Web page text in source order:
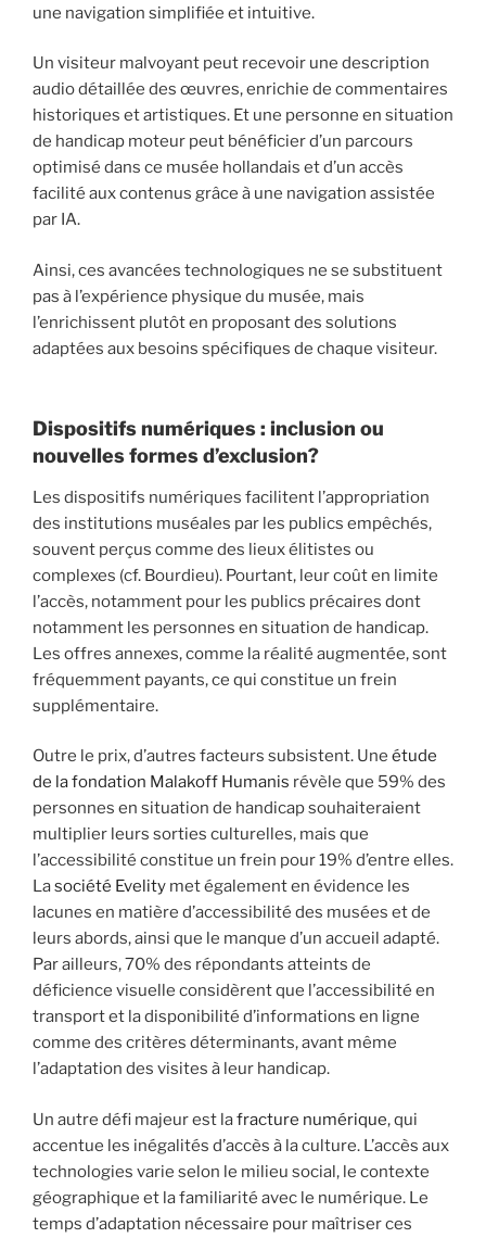
une navigation simplifiée et intuitive.
Un visiteur malvoyant peut recevoir une description
audio détaillée des œuvres, enrichie de commentaires
historiques et artistiques. Et une personne en situation
de handicap moteur peut bénéficier d’un parcours
optimisé dans ce musée hollandais et d’un accès
facilité aux contenus grâce à une navigation assistée
par IA.
Ainsi, ces avancées technologiques ne se substituent
pas à l’expérience physique du musée, mais
l’enrichissent plutôt en proposant des solutions
adaptées aux besoins spécifiques de chaque visiteur.
Dispositifs numériques : inclusion ou
nouvelles formes d’exclusion?
Les dispositifs numériques facilitent l’appropriation
des institutions muséales par les publics empêchés,
souvent perçus comme des lieux élitistes ou
complexes (cf. Bourdieu). Pourtant, leur coût en limite
l’accès, notamment pour les publics précaires dont
notamment les personnes en situation de handicap.
Les offres annexes, comme la réalité augmentée, sont
fréquemment payants, ce qui constitue un frein
supplémentaire.
Outre le prix, d’autres facteurs subsistent. Une étude
de la fondation Malakoff Humanis révèle que 59% des
personnes en situation de handicap souhaiteraient
multiplier leurs sorties culturelles, mais que
l’accessibilité constitue un frein pour 19% d’entre elles.
Lasociété Evelity met également en évidence les
lacunes en matière d’accessibilité des musées et de
leurs abords, ainsi que le manque d’un accueil adapté.
Par ailleurs, 70% des répondants atteints de
déficience visuelle considèrent que l’accessibilité en
transport et la disponibilité d’informations en ligne
comme des critères déterminants, avant même
l’adaptation des visites à leur handicap.
Un autre défi majeur est lafracture numérique, qui
accentue les inégalités d’accès à la culture. L’accès aux
technologies varie selon le milieu social, le contexte
géographique et la familiarité avec le numérique. Le
temps d’adaptation nécessaire pour maîtriser ces